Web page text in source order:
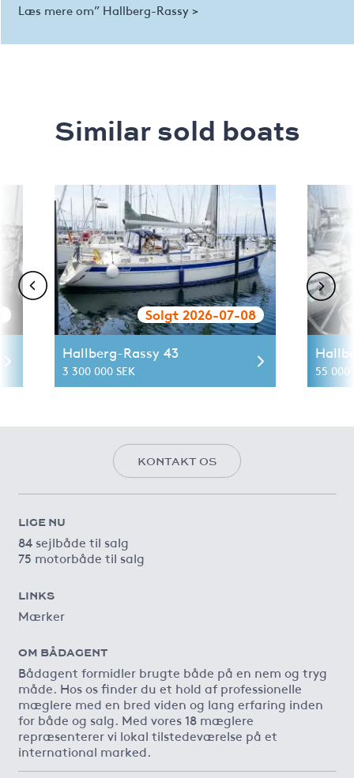
Læs mere om” Hallberg-Rassy >
Similar sold boats
Solgt 2026-07-08
Hallberg-Rassy 43
3 300 000 SEK 55 000
KONTAKT OS
LIGE NU
84 sejlbåde til salg
75 motorbåde til salg
LINKS
Mærker
OM BÅDAGENT
Bådagent formidler brugte både på en nem og tryg
måde. Hos os finder du et hold af professionelle
mæglere med en bred viden og lang erfaring inden
for både og salg. Med vores 18 mæglere
repræsenterer vi lokal tilstedeværelse på et
international marked.